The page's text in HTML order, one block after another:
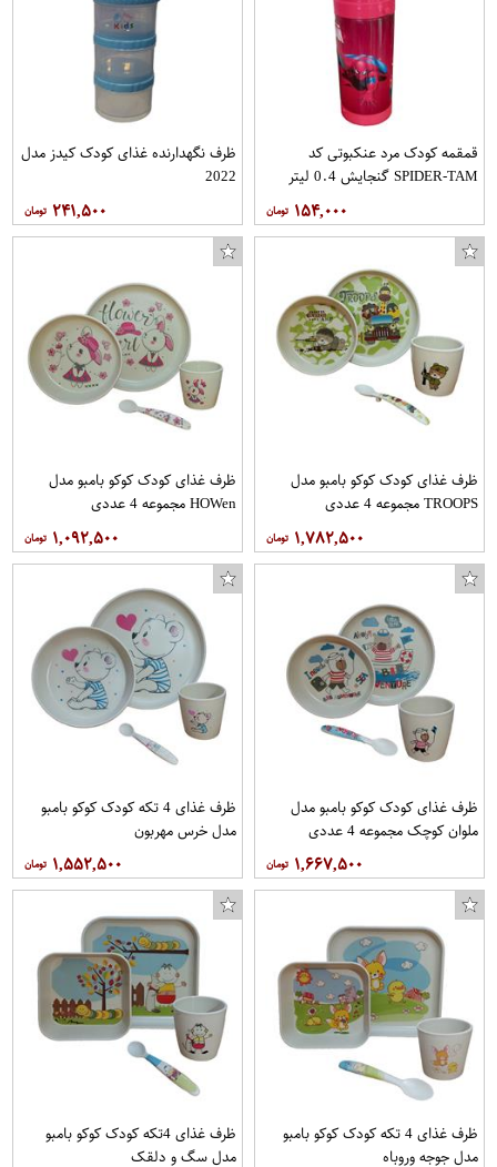
قمقمه کودک مرد عنکبوتی کد
SPIDER-TAM گنجایش 0.4 لیتر
۱۵۴,۰۰۰
ظرف نگهدارنده غذای کودک کیدز مدل
2022
۲۴۱,۵۰۰
ظرف غذای کودک کوکو بامبو مدل
TROOPS مجموعه 4 عددی
۱,۷۸۲,۵۰۰
ظرف غذای کودک کوکو بامبو مدل
HOWen مجموعه 4 عددی
۱,۰۹۲,۵۰۰
ظرف غذای کودک کوکو بامبو مدل
ملوان کوچک مجموعه 4 عددی
۱,۶۶۷,۵۰۰
ظرف غذای 4 تکه کودک کوکو بامبو
مدل خرس مهربون
۱,۵۵۲,۵۰۰
ظرف غذای 4 تکه کودک کوکو بامبو
مدل جوجه وروباه
ظرف غذای 4تکه کودک کوکو بامبو
مدل سگ و دلقک